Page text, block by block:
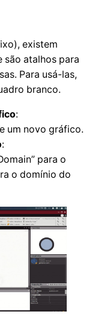
existem
são atalhos para
Para usá-las,
branco.
:
um novo gráfico.
:
para o
o domínio do